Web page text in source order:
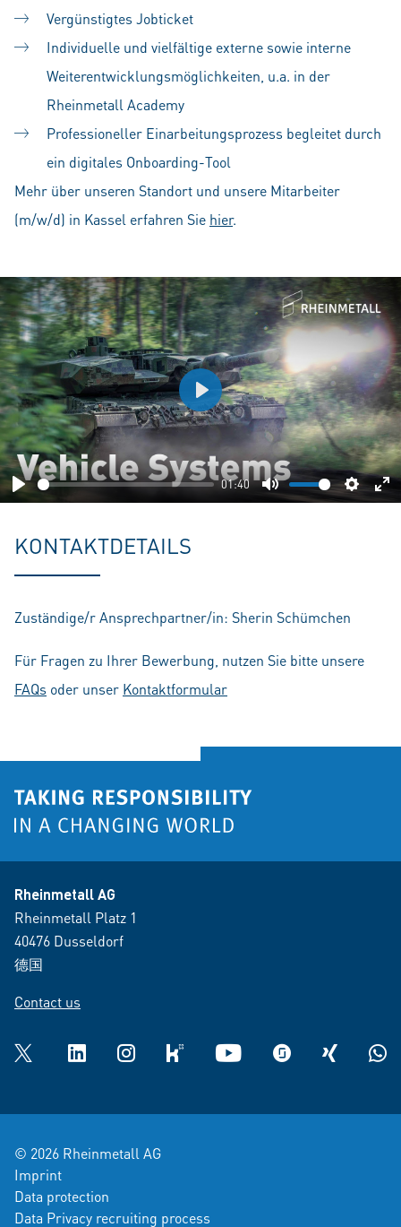
Vergünstigtes Jobticket
Individuelle und vielfältige externe sowie interne
Weiterentwicklungsmöglichkeiten, u.a. in der
Rheinmetall Academy
Professioneller Einarbeitungsprozess begleitet durch
ein digitales Onboarding-Tool
Mehr über unseren Standort und unsere Mitarbeiter
(m/w/d) in Kassel erfahren Sie hier.
Play
01:40
Mute
Play
KONTAKTDETAILS
Zuständige/r Ansprechpartner/in: Sherin Schümchen
Für Fragen zu Ihrer Bewerbung, nutzen Sie bitte unsere
FAQs oder unser Kontaktformular
Rheinmetall AG
Rheinmetall Platz 1
40476 Dusseldorf
德国
Contact us
Twitter LinkedInInstagramkununu YouTube glassdoorXING
© 2026 Rheinmetall AG
Imprint
Data protection
Data Privacy recruiting process